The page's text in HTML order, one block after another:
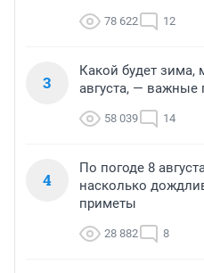
78 622 12
3
Какой будет зима,
августа, — важные
58 039 14
4
По погоде 8
насколько
приметы
28 882 8